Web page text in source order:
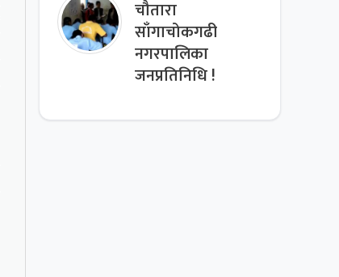
चौतारा
साँगाचोकगढी
नगरपालिका
जनप्रतिनिधि !